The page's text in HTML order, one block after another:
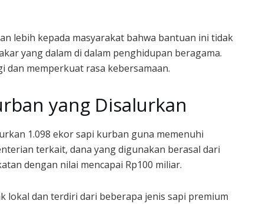
lebih kepada masyarakat bahwa bantuan ini tidak
yang dalam di dalam penghidupan beragama.
dan memperkuat rasa kebersamaan.
yang Disalurkan
1.098 ekor sapi kurban guna memenuhi
terkait, dana yang digunakan berasal dari
dengan nilai mencapai Rp100 miliar.
lokal dan terdiri dari beberapa jenis sapi premium